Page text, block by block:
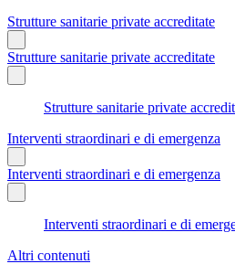
Strutture sanitarie private accreditate
Strutture sanitarie private accreditate
Strutture sanitarie private
Interventi straordinari e di emergenza
Interventi straordinari e di emergenza
Interventi straordinari e di
Altri contenuti